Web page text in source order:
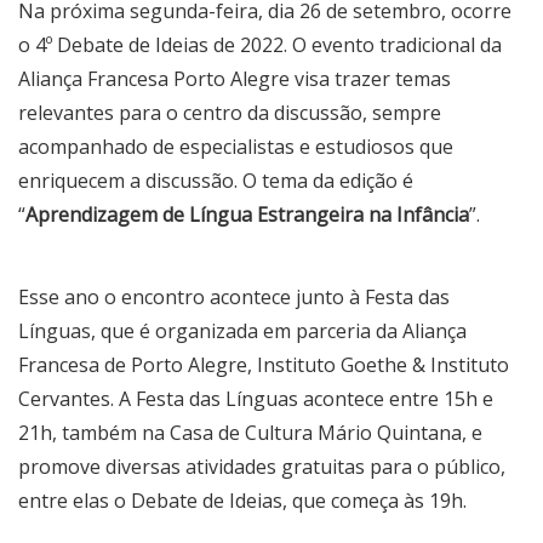
Na próxima segunda-feira, dia 26 de setembro, ocorre
o 4º Debate de Ideias de 2022. O evento tradicional da
Aliança Francesa Porto Alegre visa trazer temas
relevantes para o centro da discussão, sempre
acompanhado de especialistas e estudiosos que
enriquecem a discussão. O tema da edição é
“Aprendizagem de Língua Estrangeira na Infância”.
Esse ano o encontro acontece junto à Festa das
Línguas, que é organizada em parceria da Aliança
Francesa de Porto Alegre, Instituto Goethe & Instituto
Cervantes. A Festa das Línguas acontece entre 15h e
21h, também na Casa de Cultura Mário Quintana, e
promove diversas atividades gratuitas para o público,
entre elas o Debate de Ideias, que começa às 19h.